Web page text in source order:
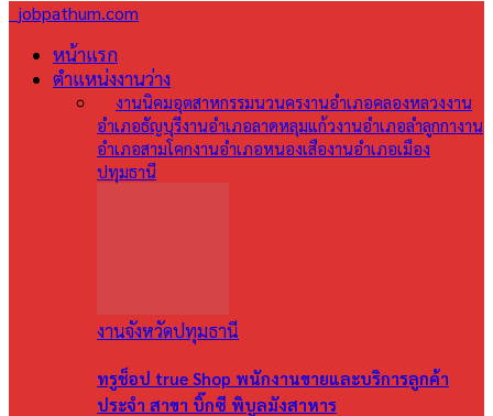
jobpathum.com
หน้าแรก
ตำแหน่งงานว่าง
งานนิคมอุตสาหกรรมนวนครงานอำเภอคลองหลวงงาน
อำเภอธัญบุรีงานอำเภอลาดหลุมแก้วงานอำเภอลำลูกกางาน
อำเภอสามโคกงานอำเภอหนองเสืองานอำเภอเมือง
ปทุมธานี
งานจังหวัดปทุมธานี
ทรูช็อป true Shop พนักงานขายและบริการลูกค้า
ประจำ สาขา บิ๊กซี พิบูลมังสาหาร